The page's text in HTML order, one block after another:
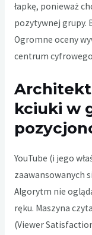
łapkę, ponieważ
pozytywnej grupy.
Ogromne oceny
centrum
kciuki w
YouTube (i jego
zaawansowanych
Algorytm nie
ręku. Maszyna
(Viewer